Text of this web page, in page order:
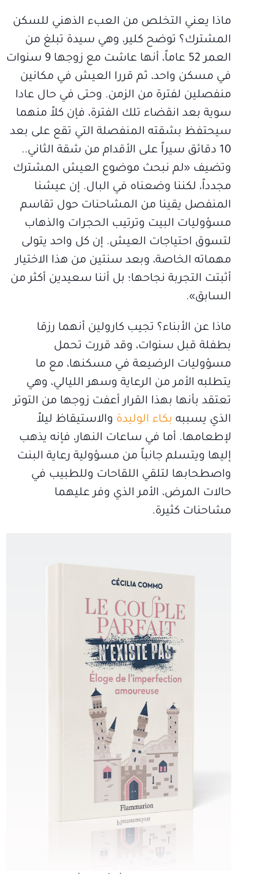
ماذا يعني التخلص من العبء الذهني للسكن
المشترك؟ توضح كلير، وهي سيدة تبلغ من
العمر 52 عاماً، أنها عاشت مع زوجها 9 سنوات
في مسكن واحد، ثم قررا العيش في مكانين
منفصلين لفترة من الزمن. وحتى في حال عادا
سوية بعد انقضاء تلك الفترة، فإن كلاً منهما
سيحتفظ بشقته المنفصلة التي تقع على بعد
10 دقائق سيراً على الأقدام من شقة الثاني..
وتضيف «لم نبحث موضوع العيش المشترك
مجدداً، لكننا وضعناه في البال. إن عيشنا
المنفصل يقينا من المشاحنات حول تقاسم
مسؤوليات البيت وترتيب الحجرات والذهاب
لتسوق احتياجات العيش. إن كل واحد يتولى
مهماته الخاصة، وبعد سنتين من هذا الاختيار
أثبتت التجربة نجاحها؛ بل أننا سعيدين أكثر من
السابق».
ماذا عن الأبناء؟ تجيب كارولين أنهما رزقا
بطفلة قبل سنوات، وقد قررت تحمل
مسؤوليات الرضيعة في مسكنها، مع ما
يتطلبه الأمر من الرعاية وسهر الليالي، وهي
تعتقد بأنها بهذا القرار أعفت زوجها من التوتر
الذي يسببه بكاء الوليدة والاستيقاظ ليلاً
لإطعامها. أما في ساعات النهار، فإنه يذهب
إليها ويتسلم جانباً من مسؤولية رعاية البنت
واصطحابها لتلقي اللقاحات وللطبيب في
حالات المرض، الأمر الذي وفر عليهما
مشاحنات كثيرة.